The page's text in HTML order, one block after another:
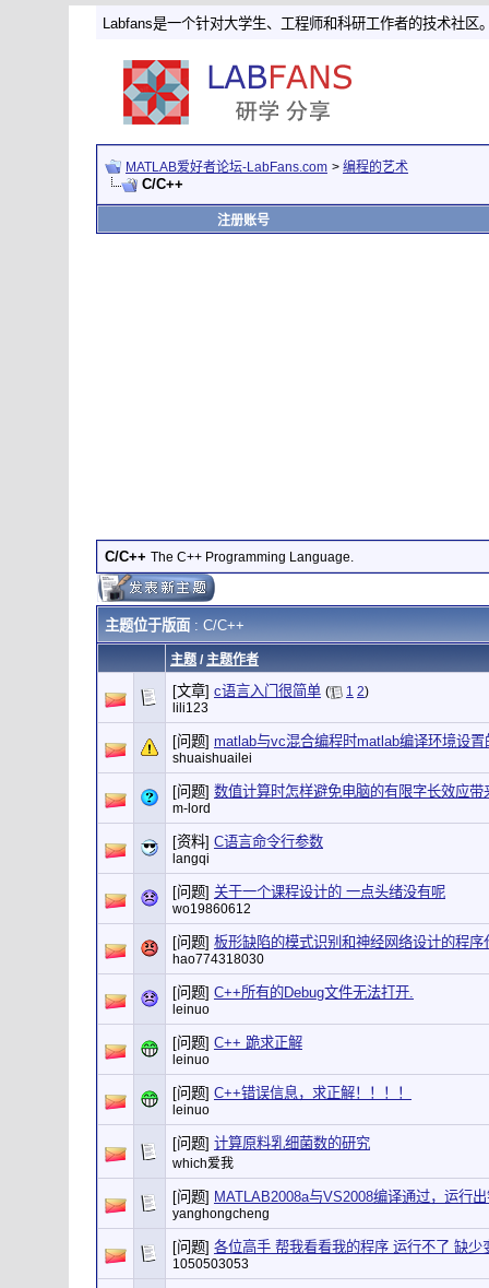
Labfans是一个针对大学生、工程师和科研工作者的技术社区
MATLAB爱好者论坛-LabFans.com > 编程的艺术
C/C++
注册账号
C/C++ The C++ Programming Language.
主题位于版面: C/C++
主题/ 主题作者
[文章] c语言入门很简单 ( 1 2)
lili123
[问题] matlab与vc混合编程时matlab编译环境设置
shuaishuailei
[问题] 数值计算时怎样避免电脑的有限字长效应带
m-lord
[资料] C语言命令行参数
langqi
[问题] 关于一个课程设计的 一点头绪没有呢
wo19860612
[问题] 板形缺陷的模式识别和神经网络设计的程序
hao774318030
[问题] C++所有的Debug文件无法打开.
leinuo
[问题] C++ 跪求正解
leinuo
[问题] C++错误信息，求正解！！！！
leinuo
[问题] 计算原料乳细菌数的研究
which爱我
[问题] MATLAB2008a与VS2008编译通过，运行
yanghongcheng
[问题] 各位高手 帮我看看我的程序 运行不了 缺少
1050503053